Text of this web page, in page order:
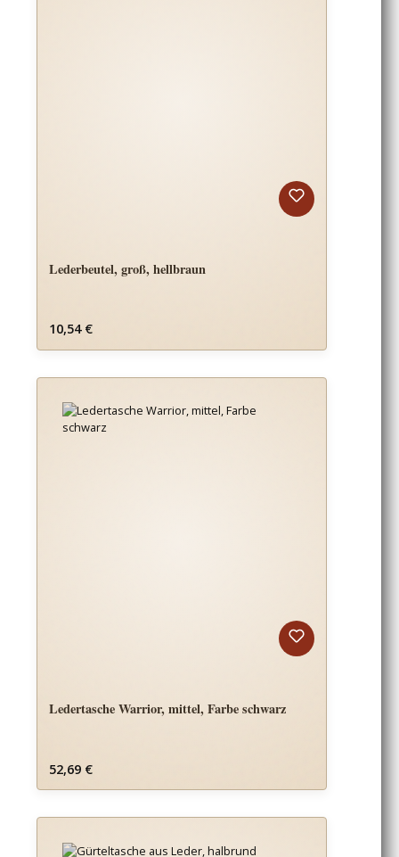
Lederbeutel, groß, hellbraun
Regulärer Preis:
10,54 €
Ledertasche Warrior, mittel, Farbe schwarz
Regulärer Preis:
52,69 €